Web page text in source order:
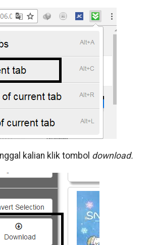
kalian klik tombol download.